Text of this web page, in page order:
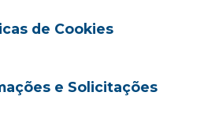
de Cookies
e Solicitações